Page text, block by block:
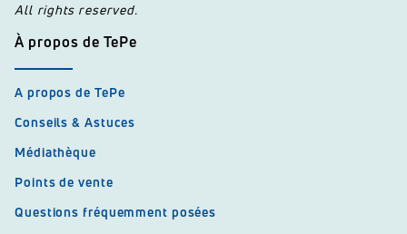
All rights reserved.
À propos de TePe
A propos de TePe
Conseils & Astuces
Médiathèque
Points de vente
Questions fréquemment posées